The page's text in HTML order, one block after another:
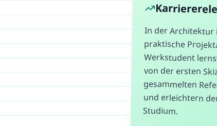
In der Architektur
praktische
Werkstudent lernst
von der ersten
gesammelten
und erleichtern den
Studium.